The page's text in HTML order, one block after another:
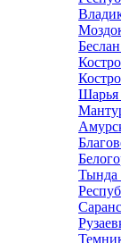
Беслан
Шарья
Тында